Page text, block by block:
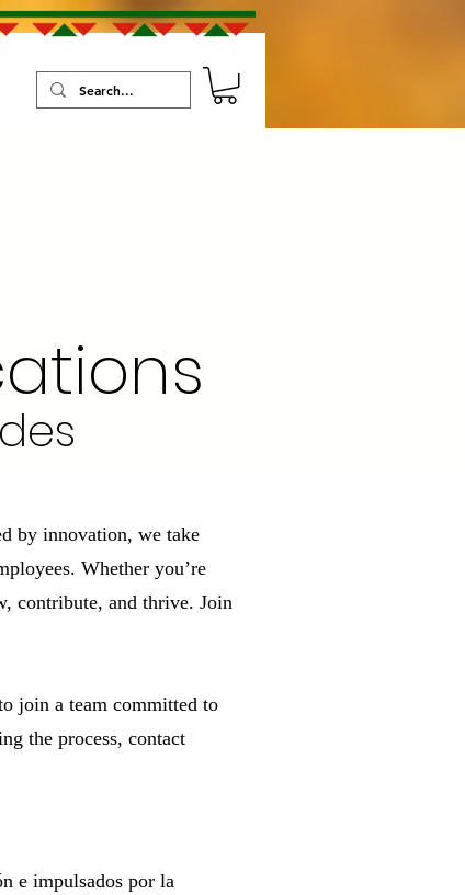
by innovation, we take
Whether you’re
contribute, and thrive. Join
join a team committed to
the process, contact
e impulsados por la